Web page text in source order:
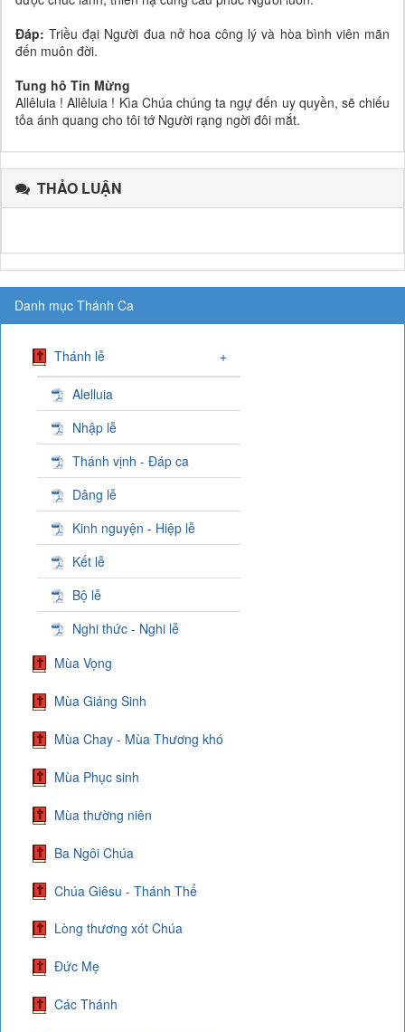
Đáp: Triều đại Người đua nở hoa công lý và hòa bình viên mãn
đến muôn đời.
Tung hô Tin Mừng
Allêluia ! Allêluia ! Kìa Chúa chúng ta ngự đến uy quyền, sẽ chiếu
tỏa ánh quang cho tôi tớ Người rạng ngời đôi mắt.
THẢO LUẬN
Danh mục Thánh Ca
Thánh lễ +
Alelluia
Nhập lễ
Thánh vịnh - Đáp ca
Dâng lễ
Kinh nguyện - Hiệp lễ
Kết lễ
Bộ lễ
Nghi thức - Nghi lễ
Mùa Vọng
Mùa Giáng Sinh
Mùa Chay - Mùa Thương khó
Mùa Phục sinh
Mùa thường niên
Ba Ngôi Chúa
Chúa Giêsu - Thánh Thể
Lòng thương xót Chúa
Đức Mẹ
Các Thánh